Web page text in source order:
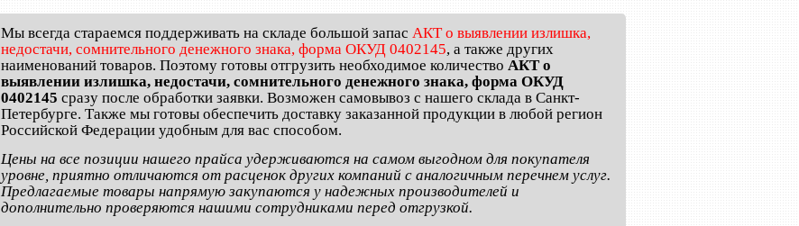
Мы всегда стараемся поддерживать на складе большой запас АКТ о выявлении излишка,
недостачи, сомнительного денежного знака, форма ОКУД 0402145, а также других
наименований товаров. Поэтому готовы отгрузить необходимое количество АКТ о
выявлении излишка, недостачи, сомнительного денежного знака, форма ОКУД
0402145 сразу после обработки заявки. Возможен самовывоз с нашего склада в Санкт-
Петербурге. Также мы готовы обеспечить доставку заказанной продукции в любой регион
Российской Федерации удобным для вас способом.
Цены на все позиции нашего прайса удерживаются на самом выгодном для покупателя
уровне, приятно отличаются от расценок других компаний с аналогичным перечнем услуг.
Предлагаемые товары напрямую закупаются у надежных производителей и
дополнительно проверяются нашими сотрудниками перед отгрузкой.